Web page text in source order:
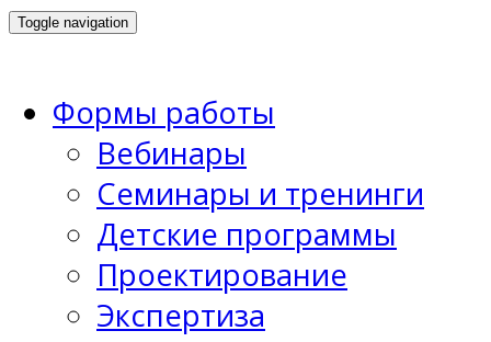
Toggle navigation
Формы работы
Вебинары
Семинары и тренинги
Детские программы
Проектирование
Экспертиза